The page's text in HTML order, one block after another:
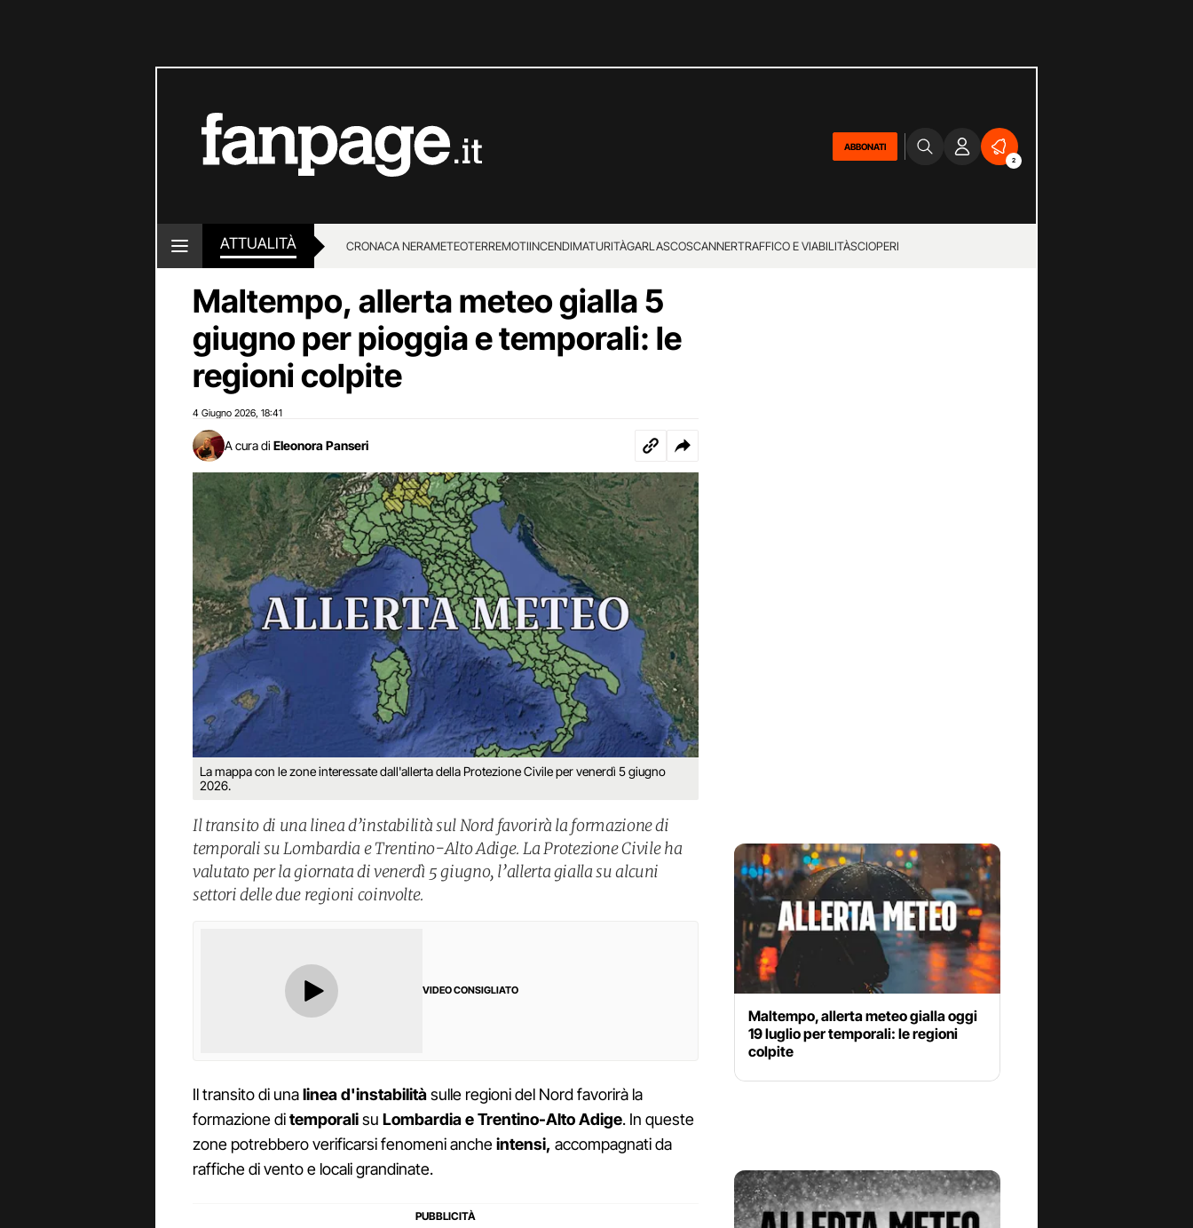
ABBONATI
2
ATTUALITÀ CRONACA NERAMETEOTERREMOTIINCENDIMATURITÀGARLASCOSCANNERTRAFFICO E VIABILITÀSCIOPERI
LOTTO E SUPERENALOTTO
Maltempo, allerta meteo gialla 5
giugno per pioggia e temporali: le
regioni colpite
4 Giugno 2026 18:41
A cura di Eleonora Panseri
La mappa con le zone interessate dall'allerta della Protezione Civile per venerdì 5 giugno
2026.
Il transito di una linea d’instabilità sul Nord favorirà la formazione di
temporali su Lombardia e Trentino-Alto Adige. La Protezione Civile ha
valutato per la giornata di venerdì 5 giugno, l’allerta gialla su alcuni
settori delle due regioni coinvolte.
VIDEO CONSIGLIATO
Il transito di unalinea d'instabilitàsulle regioni del Nord favorirà la
formazione ditemporalisu Lombardia e Trentino-Alto Adige. In queste
zone potrebbero verificarsi fenomeni ancheintensi, accompagnati da
raffiche di vento e locali grandinate.
Maltempo, allerta meteo gialla oggi
19 luglio per temporali: le regioni
colpite